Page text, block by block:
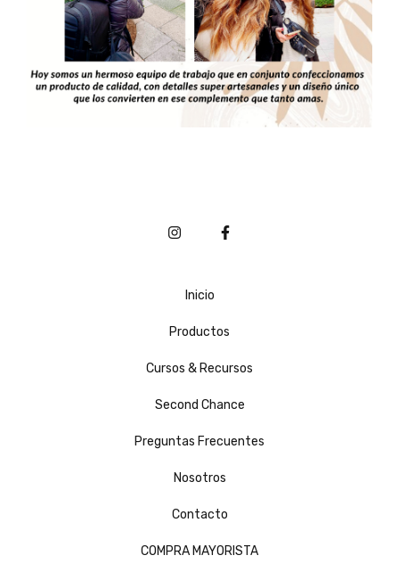
Inicio
Productos
Cursos & Recursos
Second Chance
Preguntas Frecuentes
Nosotros
Contacto
COMPRA MAYORISTA